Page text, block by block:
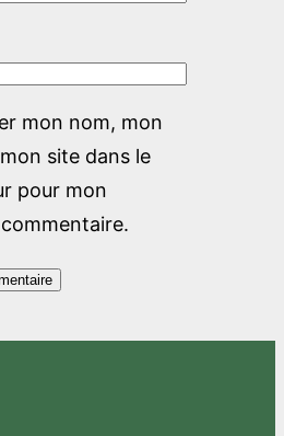
mon nom, mon
site dans le
pour mon